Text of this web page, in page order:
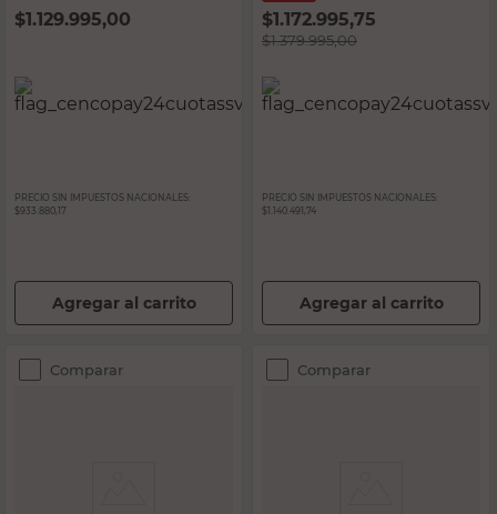
$1.129.995,00
PRECIO SIN IMPUESTOS NACIONALES:
$933.880,17
Agregar al carrito
$1.172.995,75
$1.379.995,00
PRECIO SIN IMPUESTOS NACIONALES:
$1.140.491,74
Agregar al carrito
Comparar Comparar